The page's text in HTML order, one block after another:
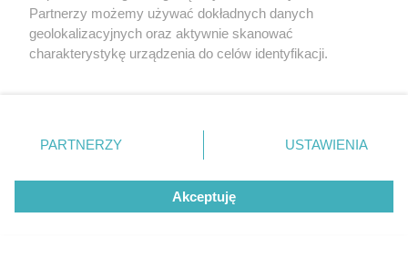
Latem kupujesz opał przez internet? Uważaj
na falę oszustw!
62
Partnerzy możemy używać dokładnych danych
geolokalizacyjnych oraz aktywnie skanować
charakterystykę urządzenia do celów identyfikacji.
zmienić/wycofać klikając przycisk ustawień prywatności
znajdujący się w lewym dolnym rogu strony
rodzaje przetwarzania danych nie wymagają zgody
użytkownika, ale masz prawo sprzeciwić się takiemu
przetwarzaniu. Preferencje będą miały zastosowanie tylko
PARTNERZY USTAWIENIA
Akceptuję